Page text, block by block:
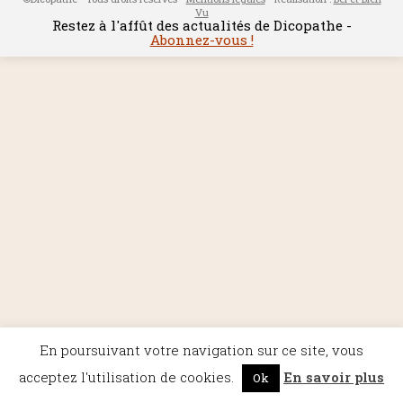
Vu
Restez à l'affût des actualités de Dicopathe -
Abonnez-vous !
En poursuivant votre navigation sur ce site, vous
acceptez l'utilisation de cookies.
Ok En savoir plus